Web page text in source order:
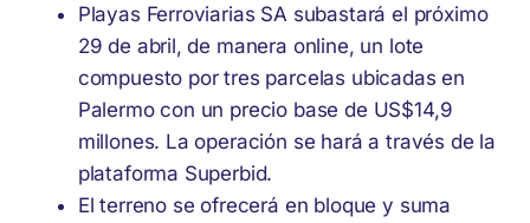
Playas Ferroviarias SA subastará el próximo
29 de abril, de manera online, un lote
compuesto por tres parcelas ubicadas en
Palermo con un precio base de US$14,9
millones. La operación se hará a través de la
plataforma Superbid.
El terreno se ofrecerá en bloque y suma